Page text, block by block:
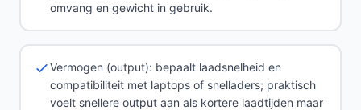
omvang en gewicht in gebruik.
Vermogen (output): bepaalt laadsnelheid en
compatibiliteit met laptops of snelladers; praktisch
voelt snellere output aan als kortere laadtijden maar